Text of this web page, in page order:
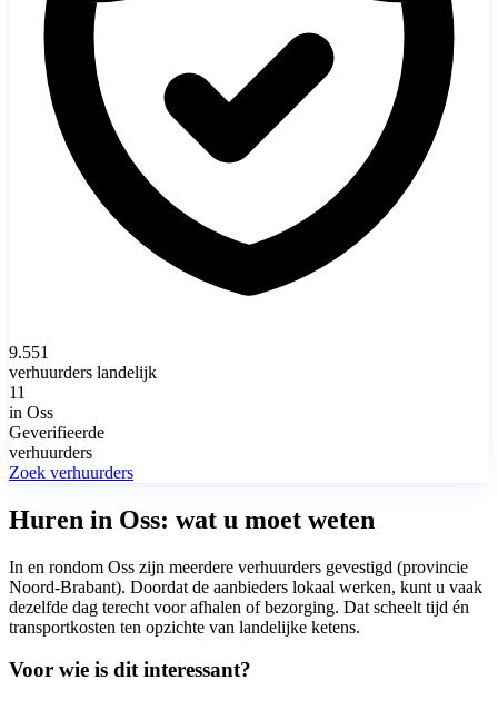
9.551
verhuurders landelijk
11
in Oss
Geverifieerde
verhuurders
Zoek verhuurders
Huren in Oss: wat u moet weten
In en rondom Oss zijn meerdere verhuurders gevestigd (provincie
Noord-Brabant). Doordat de aanbieders lokaal werken, kunt u vaak
dezelfde dag terecht voor afhalen of bezorging. Dat scheelt tijd én
transportkosten ten opzichte van landelijke ketens.
Voor wie is dit interessant?